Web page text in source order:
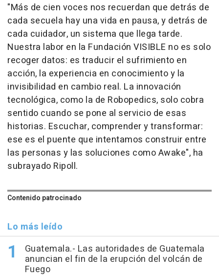
"Más de cien voces nos recuerdan que detrás de
cada secuela hay una vida en pausa, y detrás de
cada cuidador, un sistema que llega tarde.
Nuestra labor en la Fundación VISIBLE no es solo
recoger datos: es traducir el sufrimiento en
acción, la experiencia en conocimiento y la
invisibilidad en cambio real. La innovación
tecnológica, como la de Robopedics, solo cobra
sentido cuando se pone al servicio de esas
historias. Escuchar, comprender y transformar:
ese es el puente que intentamos construir entre
las personas y las soluciones como Awake", ha
subrayado Ripoll.
Contenido patrocinado
Lo más leído
Guatemala.- Las autoridades de Guatemala
anuncian el fin de la erupción del volcán de
Fuego